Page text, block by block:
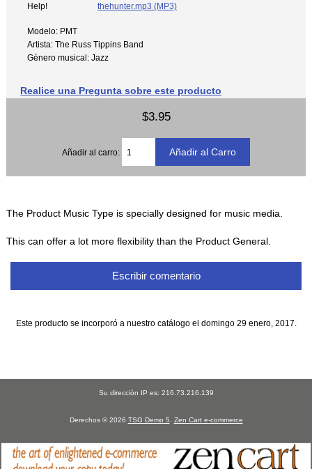
Help! thehunter.mp3 (MP3)
Modelo: PMT
Artista: The Russ Tippins Band
Género musical: Jazz
Realice una Pregunta sobre este producto
$3.95
Añadir al carro:
The Product Music Type is specially designed for music media.
This can offer a lot more flexibility than the Product General.
Escribir comentario
Este producto se incorporó a nuestro catálogo el domingo 29 enero, 2017.
Su dirección IP es: 216.73.216.139
Derechos © 2026 TSG Demo 5 Zen Cart e-commerce